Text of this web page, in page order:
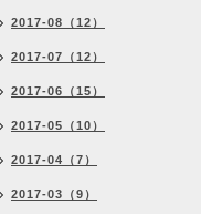
2017-08（12）
2017-07（12）
2017-06（15）
2017-05（10）
2017-04（7）
2017-03（9）